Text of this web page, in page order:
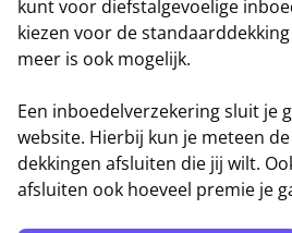
kunt voor diefstalgevoelige
kiezen voor de
meer is ook mogelijk.
Een inboedelverzekering sluit je
website. Hierbij kun je meteen
dekkingen afsluiten die jij wilt.
afsluiten ook hoeveel premie je